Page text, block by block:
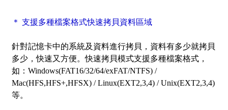
＊ 支援多種檔案格式快速拷貝資料區域
針對記憶卡中的系統及資料進行拷貝，資料有多少就拷貝
多少，快速又方便。快速拷貝模式支援多種檔案格式，
如：Windows(FAT16/32/64/exFAT/NTFS) /
Mac(HFS,HFS+,HFSX) / Linux(EXT2,3,4) / Unix(EXT2,3,4)
等。